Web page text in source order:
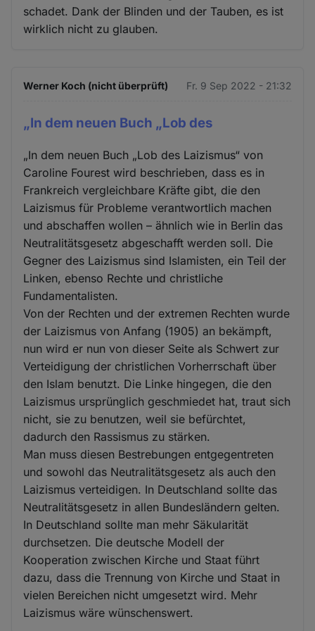
schadet. Dank der Blinden und der Tauben, es ist
wirklich nicht zu glauben.
Werner Koch (nicht überprüft) Fr. 9 Sep 2022 - 21:32
„In dem neuen Buch „Lob des
„In dem neuen Buch „Lob des Laizismus“ von
Caroline Fourest wird beschrieben, dass es in
Frankreich vergleichbare Kräfte gibt, die den
Laizismus für Probleme verantwortlich machen
und abschaffen wollen – ähnlich wie in Berlin das
Neutralitätsgesetz abgeschafft werden soll. Die
Gegner des Laizismus sind Islamisten, ein Teil der
Linken, ebenso Rechte und christliche
Fundamentalisten.
Von der Rechten und der extremen Rechten wurde
der Laizismus von Anfang (1905) an bekämpft,
nun wird er nun von dieser Seite als Schwert zur
Verteidigung der christlichen Vorherrschaft über
den Islam benutzt. Die Linke hingegen, die den
Laizismus ursprünglich geschmiedet hat, traut sich
nicht, sie zu benutzen, weil sie befürchtet,
dadurch den Rassismus zu stärken.
Man muss diesen Bestrebungen entgegentreten
und sowohl das Neutralitätsgesetz als auch den
Laizismus verteidigen. In Deutschland sollte das
Neutralitätsgesetz in allen Bundesländern gelten.
In Deutschland sollte man mehr Säkularität
durchsetzen. Die deutsche Modell der
Kooperation zwischen Kirche und Staat führt
dazu, dass die Trennung von Kirche und Staat in
vielen Bereichen nicht umgesetzt wird. Mehr
Laizismus wäre wünschenswert.